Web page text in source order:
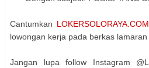
Cantumkan LOKERSOLORAYA.COM
lowongan kerja pada berkas lamaran
Jangan lupa follow Instagram